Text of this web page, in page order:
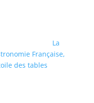
La
Française,
des tables